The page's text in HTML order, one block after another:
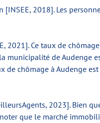
2018]. Les
2021]. Ce taux de
municipalité de Audenge
de chômage à Audenge
2023]. Bien
que le marché